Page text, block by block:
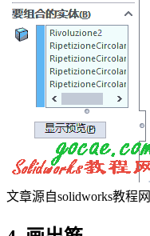
文章源自solidworks教程网